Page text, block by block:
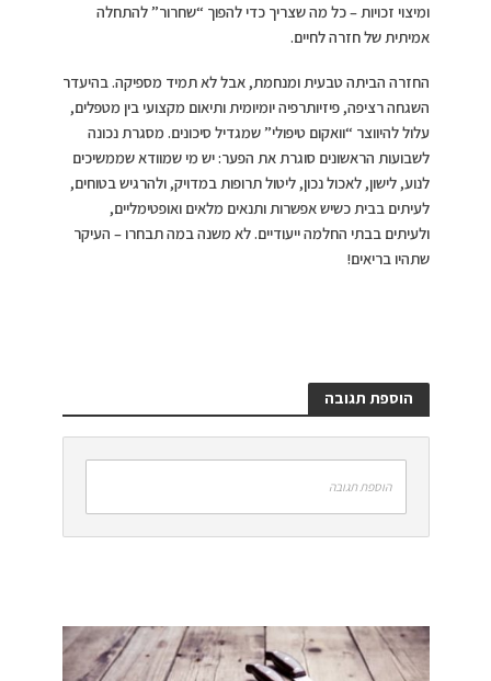
ומיצוי זכויות – כל מה שצריך כדי להפוך “שחרור” להתחלה
אמיתית של חזרה לחיים.
החזרה הביתה טבעית ומנחמת, אבל לא תמיד מספיקה. בהיעדר
השגחה רציפה, פיזיותרפיה יומיומית ותיאום מקצועי בין מטפלים,
עלול להיווצר “וואקום טיפולי” שמגדיל סיכונים. מסגרת נכונה
לשבועות הראשונים סוגרת את הפער: יש מי שמוודא שממשיכים
לנוע, לישון, לאכול נכון, ליטול תרופות במדויק, ולהרגיש בטוחים,
לעיתים בבית כשיש אפשרות ותנאים מלאים ואופטימליים,
ולעיתים בבתי החלמה ייעודיים. לא משנה במה תבחרו – העיקר
שתהיו בריאים!
הוספת תגובה
הוספת תגובה